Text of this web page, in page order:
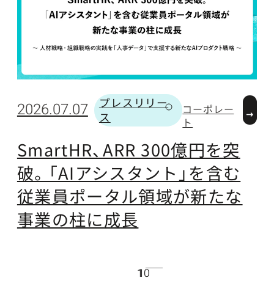
2026.07.07
カテゴリー
プレスリリー
ス
コーポレー
ト
SmartHR、ARR 300億円を突
破。「AIアシスタント」を含む
従業員ポータル領域が新たな
事業の柱に成長
1
10